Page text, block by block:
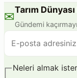
✉Tarım
Gündemi
E-
posta
adresiniz
Neleri almak